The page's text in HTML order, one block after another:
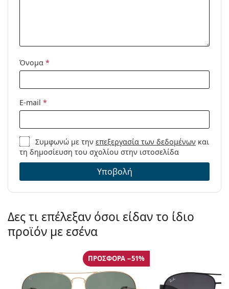
συνταγή:
Όνομα *
E-mail *
Συμφωνώ με τηνεπεξεργασία των δεδομένων και
τη δημοσίευση του σχολίου στην ιστοσελίδα
Υποβολή
Δες τι επέλεξαν όσοι είδαν το ίδιο
προϊόν με εσένα
ΠΡΟΣΦΟΡΆ −51%